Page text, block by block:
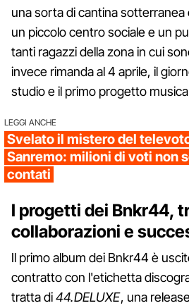
una sorta di cantina sotterranea
un piccolo centro sociale e un
tanti ragazzi della zona in cui
invece rimanda al 4 aprile, il
studio e il primo progetto
LEGGI ANCHE
Svelato il mistero del
Sanremo: milioni di voti non
contati
I progetti dei Bnkr44,
collaborazioni e
Il primo album dei Bnkr44 è
contratto con l'etichetta
tratta di44.DELUXE, una